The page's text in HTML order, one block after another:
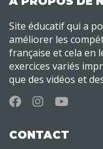
Site éducatif qui a
améliorer les
française et cela en
exercices variés
que des vidéos et
CONTACT